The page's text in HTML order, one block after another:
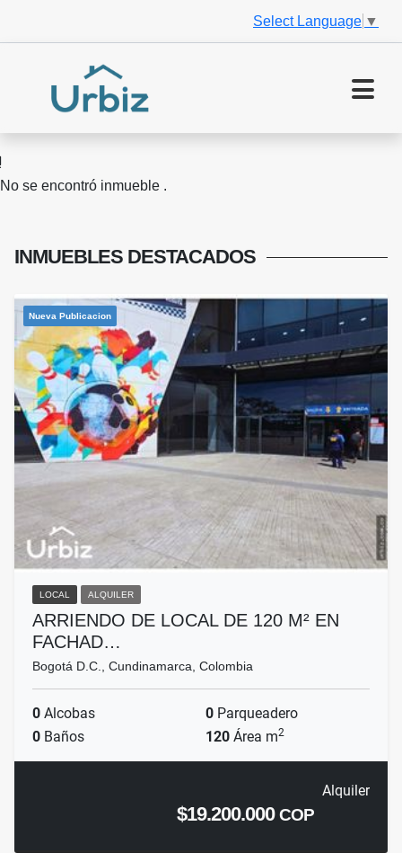
Select Language ▼
No se encontró inmueble .
INMUEBLES DESTACADOS
Nueva Publicacion
LOCAL ALQUILER
ARRIENDO DE LOCAL DE 120 M² EN
FACHAD…
Bogotá D.C., Cundinamarca, Colombia
0 Alcobas 0 Parqueadero
0 Baños 120 Área m2
Alquiler
$19.200.000COP